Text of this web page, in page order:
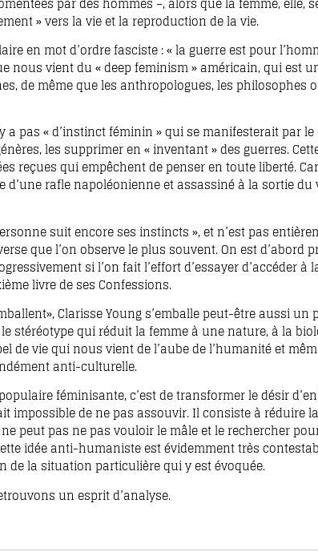
» vers la vie et la reproduction de la vie.
en mot d’ordre fasciste : « la guerre est pour
nous vient du « deep feminism » américain, qui est
de même que les anthropologues, les philosophes
a pas « d’instinct féminin » qui se manifesterait par
les supprimer en « inventant » des guerres.
reçues qui empêchent de penser en toute liberté.
rafle napoléonienne et assassiné à la sortie du
suit encore ses instincts », et n’est pas
que l’on observe le plus souvent. On est d’abord
si l’on fait l’effort d’essayer d’accéder à
livre de ses Confessions.
Clarisse Young s’emballe peut-être aussi
stéréotype qui réduit la femme à une nature, à la
de vie qui nous vient de l’aube de l’humanité et
anti-culturelle.
féminisante, c’est de transformer le désir
impossible de ne pas assouvir. Il consiste à réduire
peut pas ne pas vouloir le mâle et le rechercher
idée anti-humaniste est évidemment très
de la situation particulière qui y est évoquée.
un esprit d’analyse.